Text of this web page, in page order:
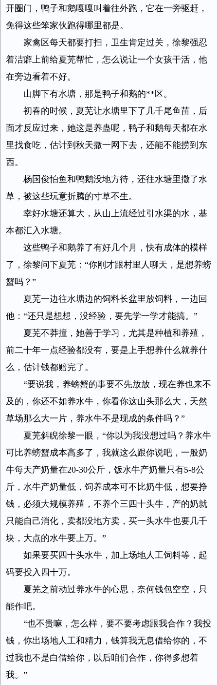
开圈门，鸭子和鹅嘎嘎叫着往外跑，它在一旁驱赶，
免得这些笨家伙跑得哪里都是。
家禽区每天都要打扫，卫生肯定过关，徐黎强忍
着洁癖上前给夏芜帮忙，怎么说让一个女孩干活，他
在旁边看着不好。
山脚下有水塘，那是鸭子和鹅的**区。
初春的时候，夏芜让水塘里下了几千尾鱼苗，后
面才反应过来，她这是养蛊呢，鸭子和鹅每天都在水
里找食吃，估计到秋天撒一网下去，还能不能捞到东
西。
杨国俊怕鱼和鸭鹅没地方待，还往水塘里撒了水
草，被这些玩意折腾的寸草不生。
幸好水塘还算大，从山上流经过引水渠的水，基
本都汇入水塘。
这些鸭子和鹅养了有好几个月，快有成体的模样
了，徐黎问下夏芜：“你刚才跟村里人聊天，是想养螃
蟹吗？”
夏芜一边往水塘边的饲料长盆里放饲料，一边回
他：“还只是想想，没经验，要先学一学才能搞。”
夏芜不莽撞，她善于学习，尤其是种植和养殖，
前二十年一点经验都没有，要是上手想养什么就养什
么，估计钱都赔完了。
“要说我，养螃蟹的事要不先放放，现在养也来不
及的，你还不如养水牛，你看你这山头那么大，天然
草场那么大一片，养水牛不是现成的条件吗？”
夏芜斜睨徐黎一眼，“你以为我没想过吗？养水牛
可比养螃蟹成本高多了，我就这么跟你说吧，一般奶
牛每天产奶量在20-30公斤，饭水牛产奶量只有5-8公
斤，水牛产奶量低，饲养成本可不比奶牛低，想要挣
钱，必须大规模养殖，不养个三四十头牛，产的奶就
只能自己消化，卖都没地方卖，买一头水牛也要几千
块，大点的水牛要上万。”
如果要买四十头水牛，加上场地人工饲料等，起
码要投入四十万。
夏芜之前动过养水牛的心思，奈何钱包空空，只
能作吧。
“也不贵嘛，怎么样，要不要考虑跟我合作？我投
钱，你出场地人工和精力，钱算我无息借给你的，不
过我也不是白借给你，以后咱们合作，你得多想着
我。”